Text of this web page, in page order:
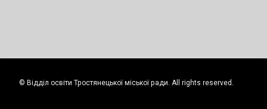
© Відділ освіти Тростянецької міської ради. All rights reserved.